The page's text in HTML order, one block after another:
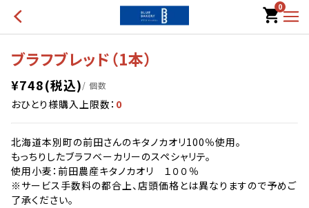
0
ブラフブレッド（1本）
¥748(税込)/ 個数
おひとり様購入上限数： 0
北海道本別町の前田さんのキタノカオリ100％使用。
もっちりしたブラフベーカリーのスペシャリテ。
使用小麦：前田農産キタノカオリ １００％
※サービス手数料の都合上、店頭価格とは異なりますので予めご
了承ください。